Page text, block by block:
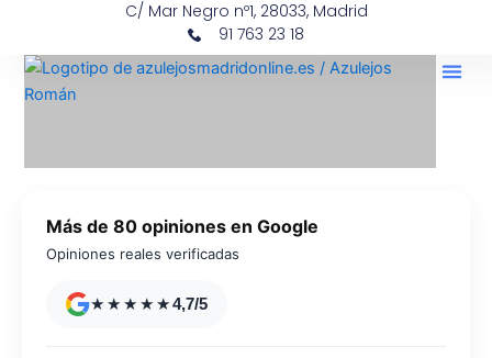
contenido
C/ Mar Negro nº1, 28033, Madrid
91 763 23 18
Más de 80 opiniones en Google
Opiniones reales verificadas
★★★★★4,7/5